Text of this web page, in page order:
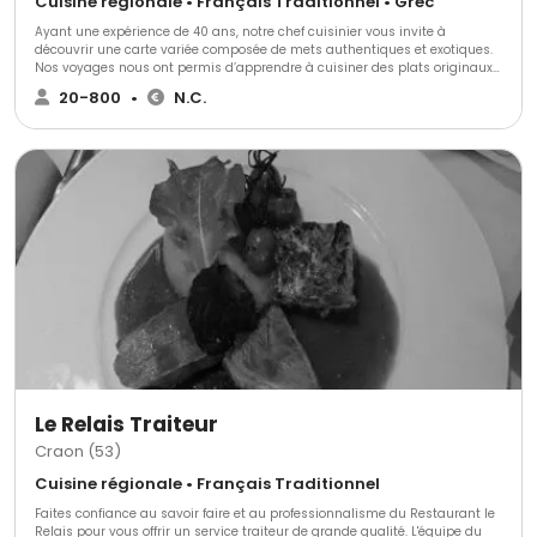
Ayant une expérience de 40 ans, notre chef cuisinier vous invite à
découvrir une carte variée composée de mets authentiques et exotiques.
Nos voyages nous ont permis d’apprendre à cuisiner des plats originaux
aux goûts uniques.
20-800 • N.C.
Le Relais Traiteur
Craon (53)
Cuisine régionale • Français Traditionnel
Faites confiance au savoir faire et au professionnalisme du Restaurant le
Relais pour vous offrir un service traiteur de grande qualité. L'équipe du